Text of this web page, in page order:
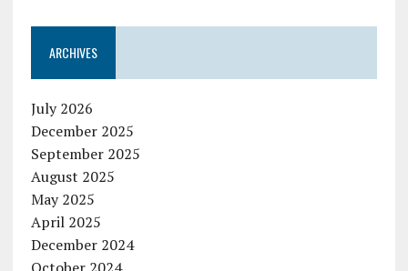
ARCHIVES
July 2026
December 2025
September 2025
August 2025
May 2025
April 2025
December 2024